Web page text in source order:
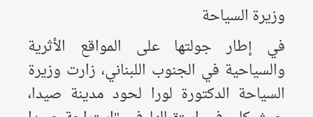
وزيرة السياحة
في إطار جولتها على المواقع الأثرية
والسياحية في الجنوب اللبناني، زارت وزيرة
السياحة الدكتورة لورا لحود مدينة صيدا،